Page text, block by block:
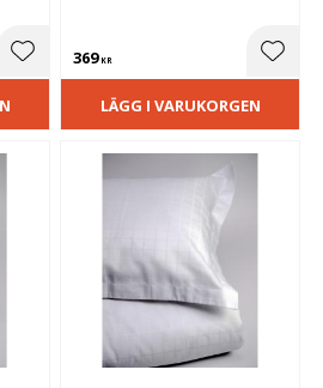
Lägg till i favoriter
369KR
LÄGG I VARUKORGEN